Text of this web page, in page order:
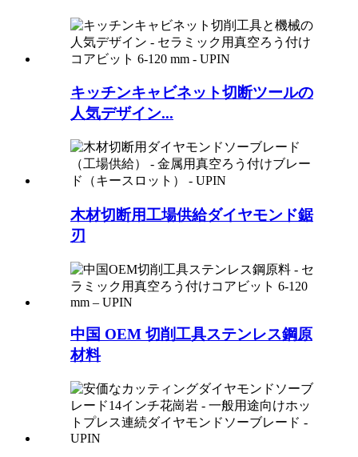
キッチンキャビネット切断ツールの
人気デザイン...
木材切断用工場供給ダイヤモンド鋸
刃
中国 OEM 切削工具ステンレス鋼原
材料